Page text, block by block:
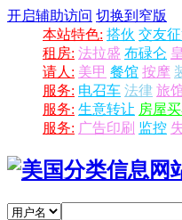
开启辅助访问 切换到窄版
本站特色: 搭伙 交友
租房: 法拉盛 布碌仑
请人: 美甲 餐馆 按摩
服务: 电召车 法律 旅
服务: 生意转让 房屋
服务: 广告印刷 监控